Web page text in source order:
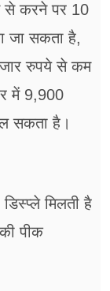
से करने पर 10
जा सकता है,
रुपये से कम
में 9,900
सकता है।
मिलती है
पीक